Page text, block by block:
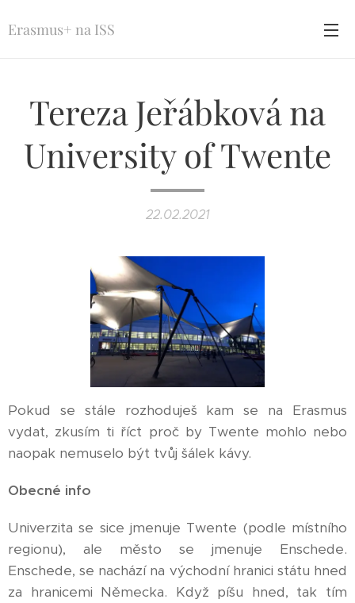
Erasmus+ na ISS
Tereza Jeřábková na
University of Twente
22.02.2021
Pokud se stále rozhoduješ kam se na Erasmus
vydat, zkusím ti říct proč by Twente mohlo nebo
naopak nemuselo být tvůj šálek kávy.
Obecné info
Univerzita se sice jmenuje Twente (podle místního
regionu), ale město se jmenuje Enschede.
Enschede, se nachází na východní hranici státu hned
za hranicemi Německa. Když píšu hned, tak tím